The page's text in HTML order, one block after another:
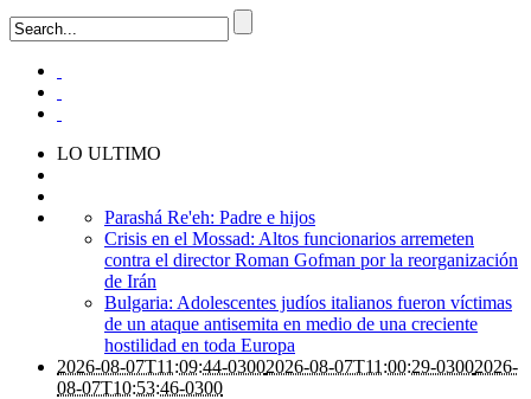
LO ULTIMO
Parashá Re'eh: Padre e hijos
Crisis en el Mossad: Altos funcionarios arremeten
contra el director Roman Gofman por la reorganización
de Irán
Bulgaria: Adolescentes judíos italianos fueron víctimas
de un ataque antisemita en medio de una creciente
hostilidad en toda Europa
2026-08-07T11:09:44-03002026-08-07T11:00:29-03002026-
08-07T10:53:46-0300